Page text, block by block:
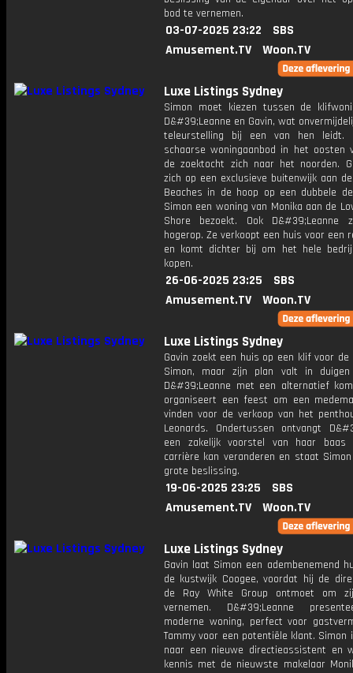
bod te vernemen.
03-07-2025 23:22
SBS
Amusement.TV
Woon.TV
Luxe Listings Sydney
Simon moet kiezen tussen de
D&#39;Leanne en Gavin, wat
teleurstelling bij een van hen leidt.
schaarse woningaanbod in het oosten
de zoektocht zich naar het noorden.
zich op een exclusieve buitenwijk aan
Beaches in de hoop op een dubbele
Simon een woning van Monika aan de
Shore bezoekt. Ook D&#39;Leanne
hogerop. Ze verkoopt een huis voor een
en komt dichter bij om het hele
kopen.
26-06-2025 23:25
SBS
Amusement.TV
Woon.TV
Luxe Listings Sydney
Gavin zoekt een huis op een klif voor de
Simon, maar zijn plan valt in duigen
D&#39;Leanne met een alternatief
organiseert een feest om een
vinden voor de verkoop van het
Leonards. Ondertussen ontvangt
een zakelijk voorstel van haar baas
carrière kan veranderen en staat
grote beslissing.
19-06-2025 23:25
SBS
Amusement.TV
Woon.TV
Luxe Listings Sydney
Gavin laat Simon een adembenemend
de kustwijk Coogee, voordat hij de
de Ray White Group ontmoet om
vernemen. D&#39;Leanne
moderne woning, perfect voor
Tammy voor een potentiële klant. Simon
naar een nieuwe directieassistent en
kennis met de nieuwste makelaar